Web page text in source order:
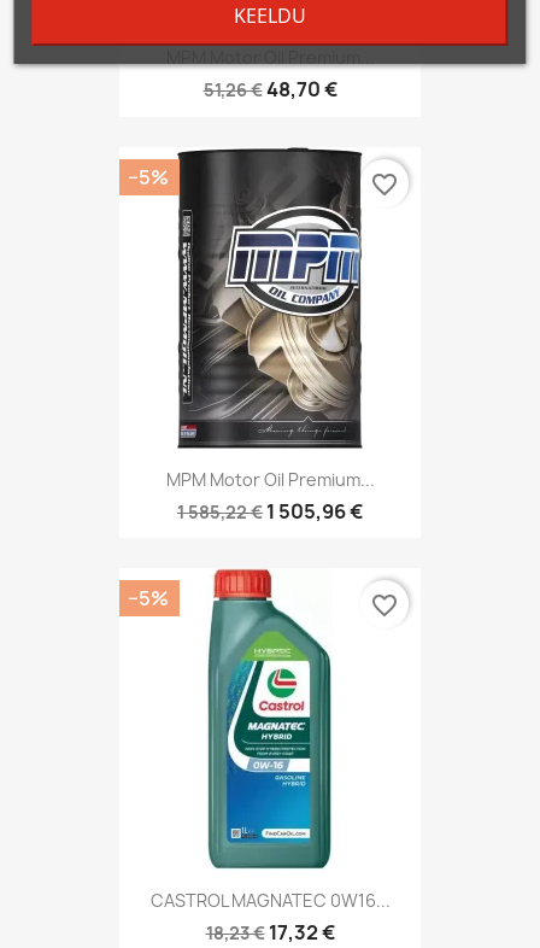
51,26 €48,70 €
MPM Motor Oil Premium...
1 585,22 € 1 505,96 €
−5% favorite_border
CASTROL MAGNATEC 0W16...
18,23 € 17,32 €
−5% favorite_border
KEELDU